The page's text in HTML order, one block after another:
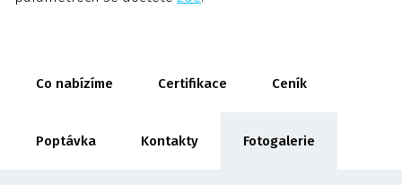
Co nabízíme Certifikace Ceník
Poptávka Kontakty Fotogalerie